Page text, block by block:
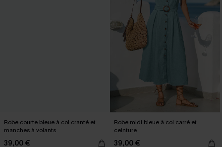
Robe courte bleue à col cranté et
manches à volants
39,00 €
Robe midi bleue à col carré et
ceinture
39,00 €